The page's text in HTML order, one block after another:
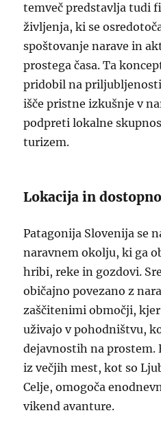
temveč predstavlja tudi
življenja, ki se
spoštovanje narave in
prostega časa. Ta
pridobil na
išče pristne izkušnje v
podpreti lokalne
turizem.
Lokacija in
Patagonija Slovenija se
naravnem okolju, ki ga
hribi, reke in gozdovi.
običajno povezano z
zaščitenimi območji,
uživajo v pohodništvu,
dejavnostih na prostem.
iz večjih mest, kot so
Celje, omogoča
vikend avanture.